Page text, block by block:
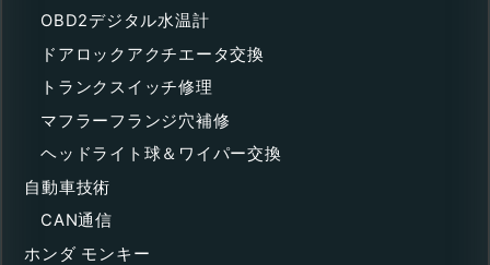
OBD2デジタル水温計
ドアロックアクチエータ交換
トランクスイッチ修理
マフラーフランジ穴補修
ヘッドライト球＆ワイパー交換
自動車技術
CAN通信
ホンダ モンキー